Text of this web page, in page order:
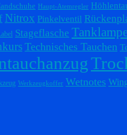
Haupt-Atemregler
Nitrox Pinkelventil
Stageflasche
Technisches Tauchen
Werkzeugkoffer Wetnotes